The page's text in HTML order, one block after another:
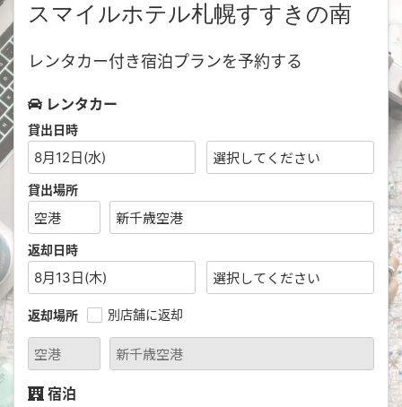
スマイルホテル札幌すすきの南
レンタカー付き宿泊プランを予約する
レンタカー
貸出日時
8月12日(水)
貸出場所
返却日時
8月13日(木)
返却場所 別店舗に返却
宿泊